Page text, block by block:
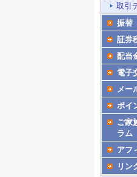
取引
振替
証券
配当
電子
メー
ポイ
ご家
ラム
アフ
リン